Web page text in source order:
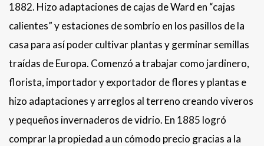
1882. Hizo adaptaciones de cajas de Ward en “cajas
calientes” y estaciones de sombrío en los pasillos de la
casa para así poder cultivar plantas y germinar semillas
traídas de Europa. Comenzó a trabajar como jardinero,
florista, importador y exportador de flores y plantas e
hizo adaptaciones y arreglos al terreno creando viveros
y pequeños invernaderos de vidrio. En 1885 logró
comprar la propiedad a un cómodo precio gracias a la